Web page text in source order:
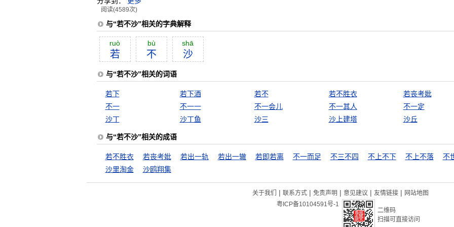
阅读(4589次)
与“若不沙”相关的字典解释
ruò
若
bù
不
shā
沙
与“若不沙”相关的词语
若下 若下酒 若不 若不胜衣
若丧考妣
不一
不一一 不一会儿 不一其人
不一定
沙丁
沙丁鱼 沙三 沙上建塔 沙丘
与“若不沙”相关的成语
若不胜衣 若丧考妣 若出一轨 若出一辙 若即若离 不一而足 不三不四 不上不下 不上不落
不
沙里淘金
沙鸥翔集
关于我们 | 联系方式 | 免责声明 | 意见建议 | 友情链接 | 网站地图
粤ICP备10104591号-1
二维码
扫描可直接访问